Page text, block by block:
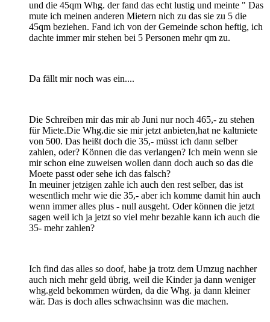
und die 45qm Whg. der fand das echt lustig und meinte " Das
mute ich meinen anderen Mietern nich zu das sie zu 5 die
45qm beziehen. Fand ich von der Gemeinde schon heftig, ich
dachte immer mir stehen bei 5 Personen mehr qm zu.
Da fällt mir noch was ein....
Die Schreiben mir das mir ab Juni nur noch 465,- zu stehen
für Miete.Die Whg.die sie mir jetzt anbieten,hat ne kaltmiete
von 500. Das heißt doch die 35,- müsst ich dann selber
zahlen, oder? Können die das verlangen? Ich mein wenn sie
mir schon eine zuweisen wollen dann doch auch so das die
Moete passt oder sehe ich das falsch?
In meuiner jetzigen zahle ich auch den rest selber, das ist
wesentlich mehr wie die 35,- aber ich komme damit hin auch
wenn immer alles plus - null ausgeht. Oder können die jetzt
sagen weil ich ja jetzt so viel mehr bezahle kann ich auch die
35- mehr zahlen?
Ich find das alles so doof, habe ja trotz dem Umzug nachher
auch nich mehr geld übrig, weil die Kinder ja dann weniger
whg.geld bekommen würden, da die Whg. ja dann kleiner
wär. Das is doch alles schwachsinn was die machen.